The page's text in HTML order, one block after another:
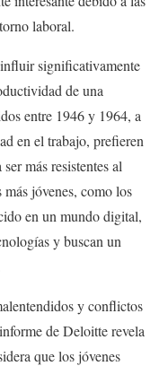
laboral.
significativamente
de una
entre 1946 y 1964, a
en el trabajo, prefieren
más resistentes al
jóvenes, como los
en un mundo digital,
y buscan un
y conflictos
de Deloitte revela
que los jóvenes